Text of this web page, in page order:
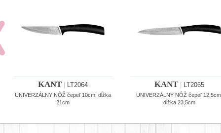
KANT LT2064
UNIVERZÁLNY NÔŽ čepeľ 10cm; dĺžka
21cm
KANT LT2065
UNIVERZÁLNY NÔŽ čepeľ
dĺžka 23,5cm